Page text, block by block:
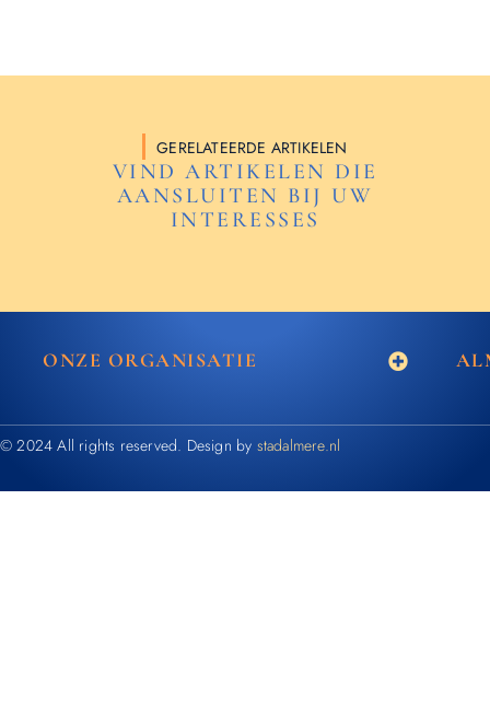
GERELATEERDE ARTIKELEN
VIND ARTIKELEN DIE
AANSLUITEN BIJ UW
INTERESSES
ONZE ORGANISATIE
© 2024 All rights reserved. Design by stadalmere.nl